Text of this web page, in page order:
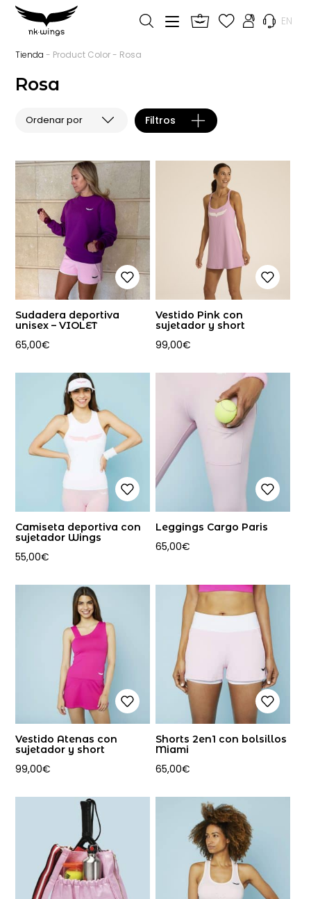
EN
Tienda - Product Color - Rosa
Rosa
Filtros
Sudadera deportiva
unisex – VIOLET
65,00€
Vestido Pink con
sujetador y short
99,00€
Camiseta deportiva con
sujetador Wings
55,00€
Leggings Cargo Paris
65,00€
Vestido Atenas con
sujetador y short
99,00€
Shorts 2en1 con bolsillos
Miami
65,00€